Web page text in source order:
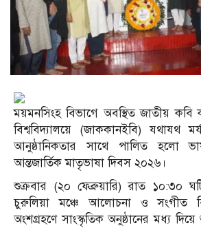
ময়মনসিংহ বিভাগে অবস্থিত জাতীয়
বিশ্ববিদ্যালয়ে (জাককানইবি) যথাযথ
আনুষ্ঠানিকতার সাথে পালিত হলো
আন্তজার্তিক মাতৃভাষা দিবস ২০২৬।
শুক্রবার (২০ ফেব্রুয়ারি) রাত ১০:৩০
চুরুলিয়া মঞ্চে আলোচনা ও সংগীত
অংশগ্রহণে সাংস্কৃতিক অনুষ্ঠানের মধ্য